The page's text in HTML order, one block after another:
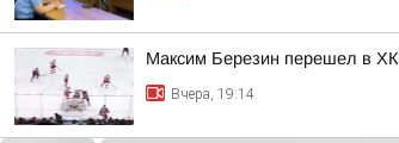
Максим Березин перешел в ХК
Вчера, 19:14